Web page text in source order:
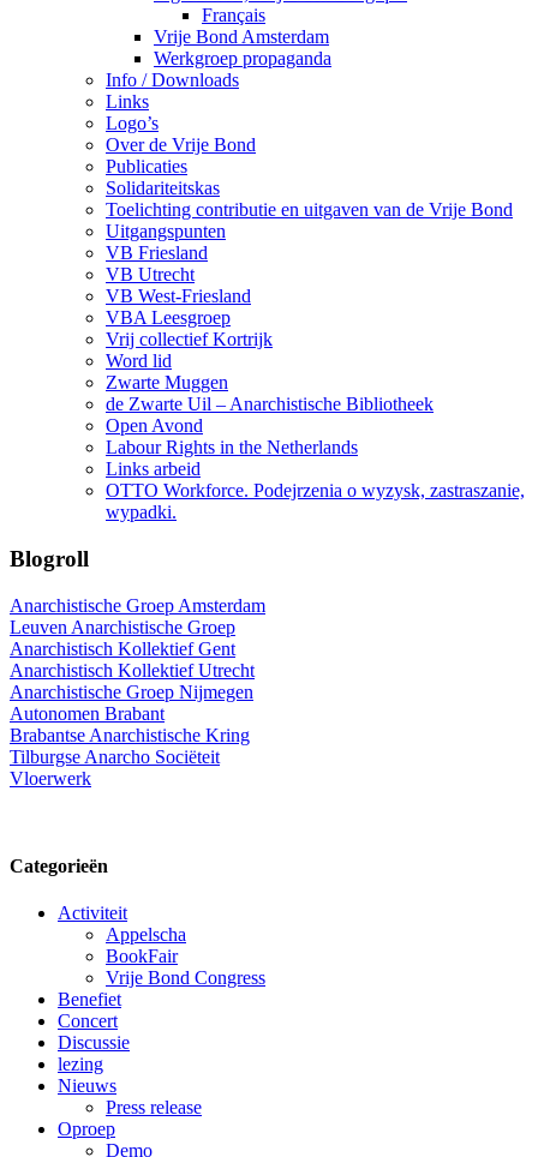
Français
Vrije Bond Amsterdam
Werkgroep propaganda
Info / Downloads
Links
Logo’s
Over de Vrije Bond
Publicaties
Solidariteitskas
Toelichting contributie en uitgaven van de Vrije Bond
Uitgangspunten
VB Friesland
VB Utrecht
VB West-Friesland
VBA Leesgroep
Vrij collectief Kortrijk
Word lid
Zwarte Muggen
de Zwarte Uil – Anarchistische Bibliotheek
Open Avond
Labour Rights in the Netherlands
Links arbeid
OTTO Workforce. Podejrzenia o wyzysk, zastraszanie,
wypadki.
Blogroll
Anarchistische Groep Amsterdam
Leuven Anarchistische Groep
Anarchistisch Kollektief Gent
Anarchistisch Kollektief Utrecht
Anarchistische Groep Nijmegen
Autonomen Brabant
Brabantse Anarchistische Kring
Tilburgse Anarcho Sociëteit
Vloerwerk
Categorieën
Activiteit
Appelscha
BookFair
Vrije Bond Congress
Benefiet
Concert
Discussie
lezing
Nieuws
Press release
Oproep
Demo